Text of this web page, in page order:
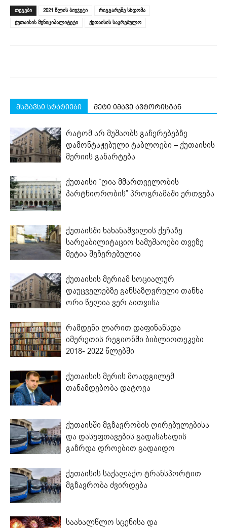
(Opens
in
new
window)
(Opens
in
new
window)
(Opens
in
new
window)
(Opens
in
new
window)
(Opens
in
new
window)
ᲗᲔᲒᲔᲑᲘ 2021 წლის ბიუჯეტი
რიგგარეშე სხდომა
ქუთაისის მუნიციპალიტეტი
ქუთაისის საკრებულო
მსგავსი სტატიები მეტი იმავე ავტორისგან
რატომ არ მუშაობს გაჩერებებზე
დამონტაჟებული ტაბლოები – ქუთაისის
მერიის განარტება
ქუთაისი “ღია მმართველობის
პარტნიორობის” პროგრამაში ერთვება
ქუთაისში ხახანაშვილის ქუჩაზე
სარეაბილიტაციო სამუშაოები თვეზე
მეტია შეჩერებულია
ქუთაისის მერიამ სოციალურ
დაუცველებზე განსაზღვრული თანხა
ორი წელია ვერ აითვისა
რამდენი ლარით დაფინანსდა
იმერეთის რეგიონში ბიბლიოთეკები
2018- 2022 წლებში
ქუთაისის მერის მოადგილემ
თანამდებობა დატოვა
ქუთაისში მგზავრობის ღირებულებისა
და დასუფთავების გადასახადის
გაზრდა დროებით გადაიდო
ქუთაისის საქალაქო ტრანსპორტით
მგზავრობა ძვირდება
საახალწლო სცენისა და